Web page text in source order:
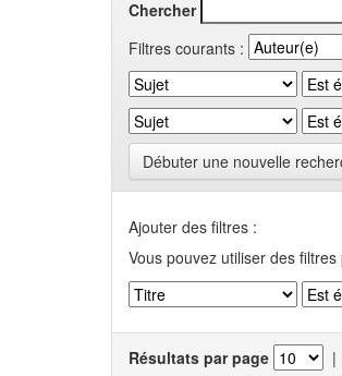
Chercher
Filtres courants :
Débuter une nouvelle
Ajouter des filtres :
Vous pouvez utiliser des
Résultats par page |